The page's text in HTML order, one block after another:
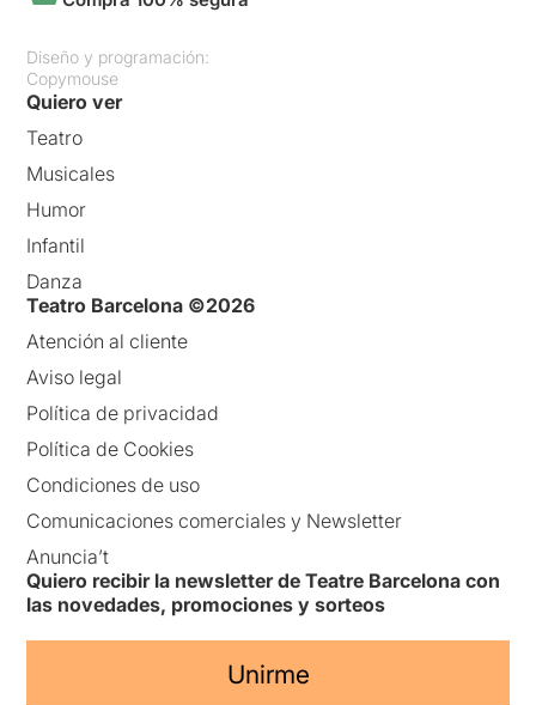
Diseño y programación:
Copymouse
Quiero ver
Teatro
Musicales
Humor
Infantil
Danza
Teatro Barcelona ©2026
Atención al cliente
Aviso legal
Política de privacidad
Política de Cookies
Condiciones de uso
Comunicaciones comerciales y Newsletter
Anuncia’t
Quiero recibir la newsletter de Teatre Barcelona con
las novedades, promociones y sorteos
Unirme